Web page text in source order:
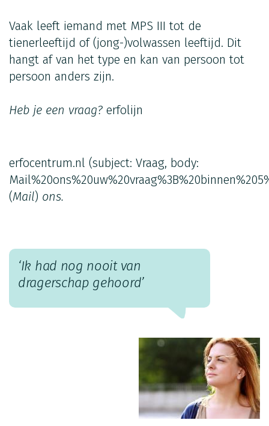
Vaak leeft iemand met MPS III tot de
tienerleeftijd of (jong-)volwassen leeftijd. Dit
hangt af van het type en kan van persoon tot
persoon anders zijn.
Heb je een vraag? erfolijn
erfocentrum.nl (subject: Vraag, body:
(Mail) ons.
‘Ik had nog nooit van
dragerschap gehoord’